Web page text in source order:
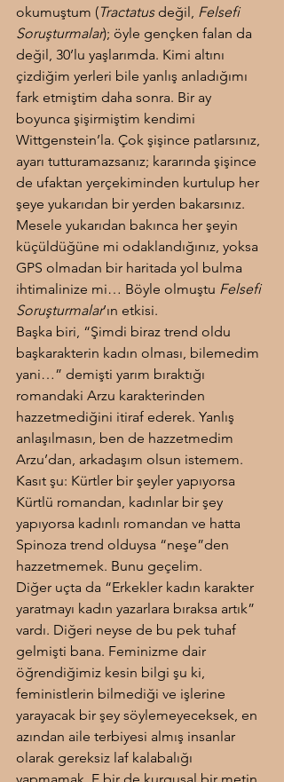
okumuştum (Tractatus değil, Felsefi
Soruşturmalar); öyle gençken falan da
değil, 30’lu yaşlarımda. Kimi altını
çizdiğim yerleri bile yanlış anladığımı
fark etmiştim daha sonra. Bir ay
boyunca şişirmiştim kendimi
Wittgenstein’la. Çok şişince patlarsınız,
ayarı tutturamazsanız; kararında şişince
de ufaktan yerçekiminden kurtulup her
şeye yukarıdan bir yerden bakarsınız.
Mesele yukarıdan bakınca her şeyin
küçüldüğüne mi odaklandığınız, yoksa
GPS olmadan bir haritada yol bulma
ihtimalinize mi… Böyle olmuştu Felsefi
Soruşturmalar’ın etkisi.
Başka biri, “Şimdi biraz trend oldu
başkarakterin kadın olması, bilemedim
yani…” demişti yarım bıraktığı
romandaki Arzu karakterinden
hazzetmediğini itiraf ederek. Yanlış
anlaşılmasın, ben de hazzetmedim
Arzu’dan, arkadaşım olsun istemem.
Kasıt şu: Kürtler bir şeyler yapıyorsa
Kürtlü romandan, kadınlar bir şey
yapıyorsa kadınlı romandan ve hatta
Spinoza trend olduysa “neşe”den
hazzetmemek. Bunu geçelim.
Diğer uçta da “Erkekler kadın karakter
yaratmayı kadın yazarlara bıraksa artık”
vardı. Diğeri neyse de bu pek tuhaf
gelmişti bana. Feminizme dair
öğrendiğimiz kesin bilgi şu ki,
feministlerin bilmediği ve işlerine
yarayacak bir şey söylemeyeceksek, en
azından aile terbiyesi almış insanlar
olarak gereksiz laf kalabalığı